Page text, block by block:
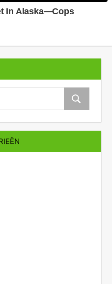
Zoeken